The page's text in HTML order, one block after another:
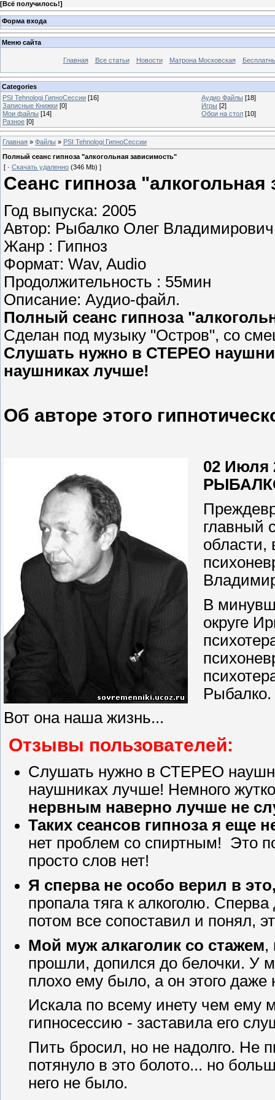
[Всё получилось!]
Форма входа
Меню сайта
Главная Все статьи Новости Матрона Московская
Categories
PSI Tehnologi ГипноСессии [16] Аудио Файлы [18]
Записные Книжки [0] Игры [2]
Мои файлы [14] Обои на стол [10]
Разное [0]
Главная » Файлы » PSI Tehnologi ГипноСессии
Полный сеанс гипноза "алкогольная зависимость"
[ · Скачать удаленно (346 Mb) ]
Сеанс гипноза "алкогольная
Год выпуска: 2005
Автор: Рыбалко Олег Владимирович
Жанр : Гипноз
Формат: Wav, Audio
Продолжительность : 55мин
Описание: Аудио-файл.
Полный сеанс гипноза
Сделан под музыку "Остров", со
Слушать нужно в СТЕРЕО
наушниках лучше!
Об авторе этого
02 Июля
главный
области,
В
округе
Рыбалко.
Вот она наша жизнь...
Отзывы пользователей:
Слушать нужно в СТЕРЕО
наушниках лучше! Немного
нервным наверно лучше не
Таких сеансов гипноза я еще
нет проблем со спиртным! Это
просто слов нет!
Я сперва не особо верил в
пропала тяга к алкоголю.
потом все сопоставил и понял,
Мой муж алкаголик со стажем,
прошли, допился до белочки. У
плохо ему было, а он этого
Искала по всему инету чем ему
гипносессию - заставила его
Пить бросил, но не надолго. Не
потянуло в это болото... но
него не было.